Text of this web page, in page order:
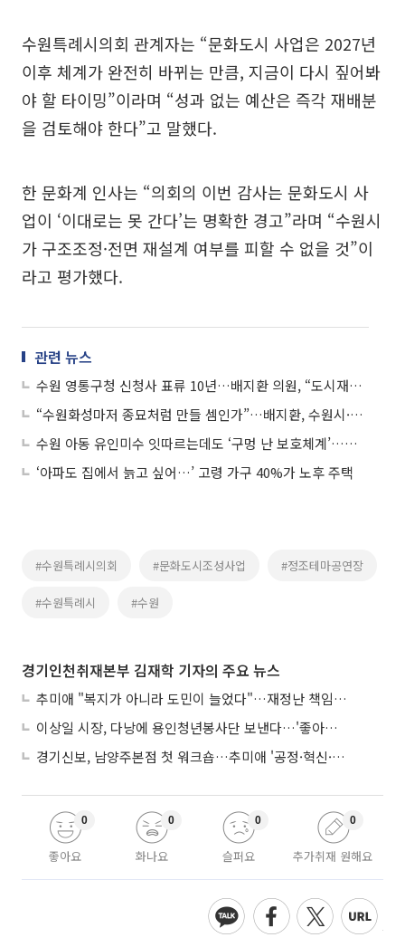
수원특례시의회 관계자는 “문화도시 사업은 2027년
이후 체계가 완전히 바뀌는 만큼, 지금이 다시 짚어봐
야 할 타이밍”이라며 “성과 없는 예산은 즉각 재배분
을 검토해야 한다”고 말했다.
한 문화계 인사는 “의회의 이번 감사는 문화도시 사
업이 ‘이대로는 못 간다’는 명확한 경고”라며 “수원시
가 구조조정·전면 재설계 여부를 피할 수 없을 것”이
라고 평가했다.
관련 뉴스
수원 영통구청 신청사 표류 10년…배지환 의원, “도시재생 기대도 근거 없다” 수원시 직격
“수원화성마저 종묘처럼 만들 셈인가”…배지환, 수원시·중앙정부 모두에 직격탄
수원 아동 유인미수 잇따르는데도 ‘구멍 난 보호체계’…배지환 “수원시 대응은 사실상 방치”
‘아파도 집에서 늙고 싶어…’ 고령 가구 40%가 노후 주택
#수원특례시의회 #문화도시조성사업 #정조테마공연장
#수원특례시 #수원
경기인천취재본부 김재학 기자의 주요 뉴스
추미애 "복지가 아니라 도민이 늘었다"…재정난 책임론 정면돌파
이상일 시장, 다낭에 용인청년봉사단 보낸다…'좋아용 거리' 만든다
경기신보, 남양주본점 첫 워크숍…추미애 '공정·혁신·포용' 전면 반영
좋아요
0
화나요
0
슬퍼요
0
추가취재 원해요
0